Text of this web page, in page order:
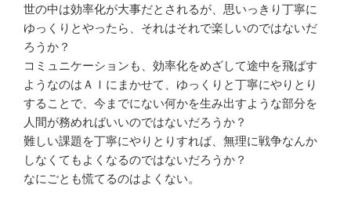
世の中は効率化が大事だとされるが、思いっきり丁寧に
ゆっくりとやったら、それはそれで楽しいのではないだ
ろうか？
コミュニケーションも、効率化をめざして途中を飛ばす
ようなのはＡＩにまかせて、ゆっくりと丁寧にやりとり
することで、今までにない何かを生み出すような部分を
人間が務めればいいのではないだろうか？
難しい課題を丁寧にやりとりすれば、無理に戦争なんか
しなくてもよくなるのではないだろうか？
なにごとも慌てるのはよくない。